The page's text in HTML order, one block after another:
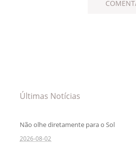
Últimas Notícias
Não olhe diretamente para o Sol
2026-08-02